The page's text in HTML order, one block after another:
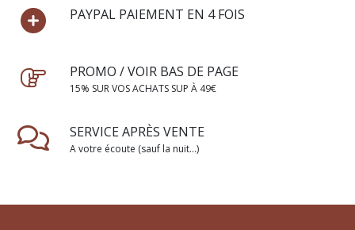
PAYPAL PAIEMENT EN 4 FOIS
PROMO / VOIR BAS DE PAGE
15% SUR VOS ACHATS SUP À 49€
SERVICE APRÈS VENTE
A votre écoute (sauf la nuit...)